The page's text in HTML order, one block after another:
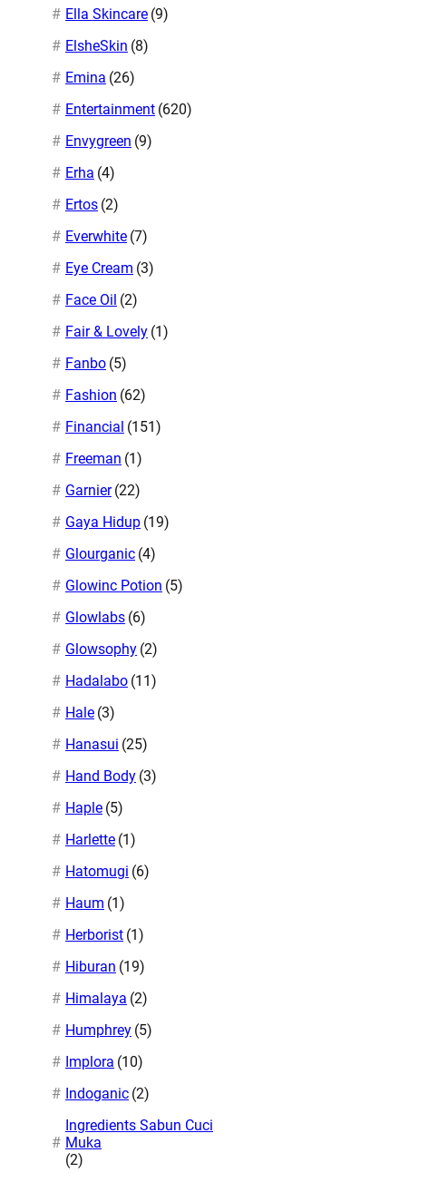
Ella Skincare (9)
ElsheSkin (8)
Emina (26)
Entertainment (620)
Envygreen (9)
Erha (4)
Ertos (2)
Everwhite (7)
Eye Cream (3)
Face Oil (2)
Fair & Lovely (1)
Fanbo (5)
Fashion (62)
Financial (151)
Freeman (1)
Garnier (22)
Gaya Hidup (19)
Glourganic (4)
Glowinc Potion (5)
Glowlabs (6)
Glowsophy (2)
Hadalabo (11)
Hale (3)
Hanasui (25)
Hand Body (3)
Haple (5)
Harlette (1)
Hatomugi (6)
Haum (1)
Herborist (1)
Hiburan (19)
Himalaya (2)
Humphrey (5)
Implora (10)
Indoganic (2)
Ingredients Sabun Cuci
Muka
(2)